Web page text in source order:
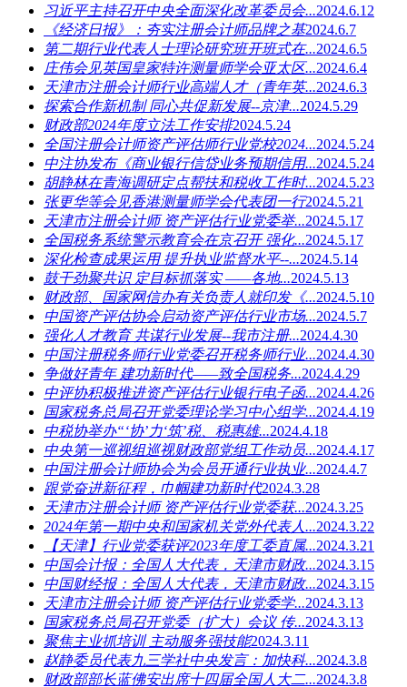
习近平主持召开中央全面深化改革委员会...2024.6.12
《经济日报》：夯实注册会计师品牌之基2024.6.7
第二期行业代表人士理论研究班开班式在...2024.6.5
庄伟会见英国皇家特许测量师学会亚太区...2024.6.4
天津市注册会计师行业高端人才（青年英...2024.6.3
探索合作新机制 同心共促新发展--京津...2024.5.29
财政部2024年度立法工作安排2024.5.24
全国注册会计师资产评估师行业党校2024...2024.5.24
中注协发布《商业银行信贷业务预期信用...2024.5.24
胡静林在青海调研定点帮扶和税收工作时...2024.5.23
张更华等会见香港测量师学会代表团一行2024.5.21
天津市注册会计师 资产评估行业党委举...2024.5.17
全国税务系统警示教育会在京召开 强化...2024.5.17
深化检查成果运用 提升执业监督水平--...2024.5.14
鼓干劲聚共识 定目标抓落实 ——各地...2024.5.13
财政部、国家网信办有关负责人就印发《...2024.5.10
中国资产评估协会启动资产评估行业市场...2024.5.7
强化人才教育 共谋行业发展--我市注册...2024.4.30
中国注册税务师行业党委召开税务师行业...2024.4.30
争做好青年 建功新时代——致全国税务...2024.4.29
中评协积极推进资产评估行业银行电子函...2024.4.26
国家税务总局召开党委理论学习中心组学...2024.4.19
中税协举办“‘协’力‘筑’税、税惠雄...2024.4.18
中央第一巡视组巡视财政部党组工作动员...2024.4.17
中国注册会计师协会为会员开通行业执业...2024.4.7
跟党奋进新征程，巾帼建功新时代2024.3.28
天津市注册会计师 资产评估行业党委获...2024.3.25
2024年第一期中央和国家机关党外代表人...2024.3.22
【天津】行业党委获评2023年度工委直属...2024.3.21
中国会计报：全国人大代表，天津市财政...2024.3.15
中国财经报：全国人大代表，天津市财政...2024.3.15
天津市注册会计师 资产评估行业党委学...2024.3.13
国家税务总局召开党委（扩大）会议 传...2024.3.13
聚焦主业抓培训 主动服务强技能2024.3.11
赵静委员代表九三学社中央发言：加快科...2024.3.8
财政部部长蓝佛安出席十四届全国人大二...2024.3.8